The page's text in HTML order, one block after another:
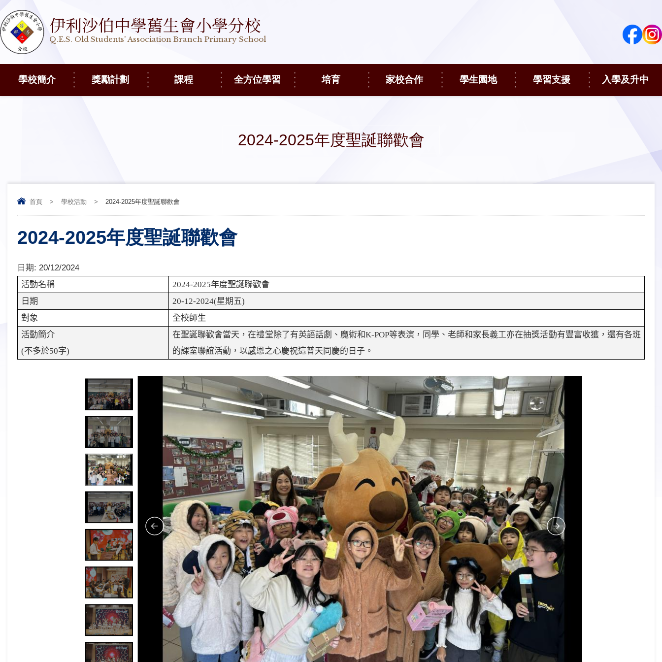
伊利沙伯中學舊生會小學分校
Q.E.S. Old Students' Association Branch Primary School
學校簡介 獎勵計劃 課程 全方位學習 培育 家校合作 學生園地 學習支援 入學及升中
2024-2025年度聖誕聯歡會
首頁 > 學校活動 > 2024-2025年度聖誕聯歡會
2024-2025年度聖誕聯歡會
日期: 20/12/2024
活動名稱
2024-2025年度聖誕聯歡會
日期
20-12-2024(星期五)
對象
全校師生
活動簡介
(不多於50字)
在聖誕聯歡會當天，在禮堂除了有英語話劇、魔術和K-POP等表演，同學、老師和家長義工亦在抽獎活動有豐富收獲，還有各班
的課室聯誼活動，以感恩之心慶祝這普天同慶的日子。